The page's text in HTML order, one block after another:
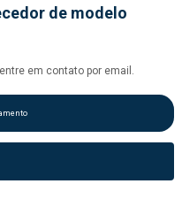
de modelo
em contato por email.